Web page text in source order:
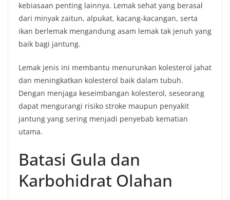
kebiasaan penting lainnya. Lemak sehat yang berasal
dari minyak zaitun, alpukat, kacang-kacangan, serta
ikan berlemak mengandung asam lemak tak jenuh yang
baik bagi jantung.
Lemak jenis ini membantu menurunkan kolesterol jahat
dan meningkatkan kolesterol baik dalam tubuh.
Dengan menjaga keseimbangan kolesterol, seseorang
dapat mengurangi risiko stroke maupun penyakit
jantung yang sering menjadi penyebab kematian
utama.
Batasi Gula dan
Karbohidrat Olahan